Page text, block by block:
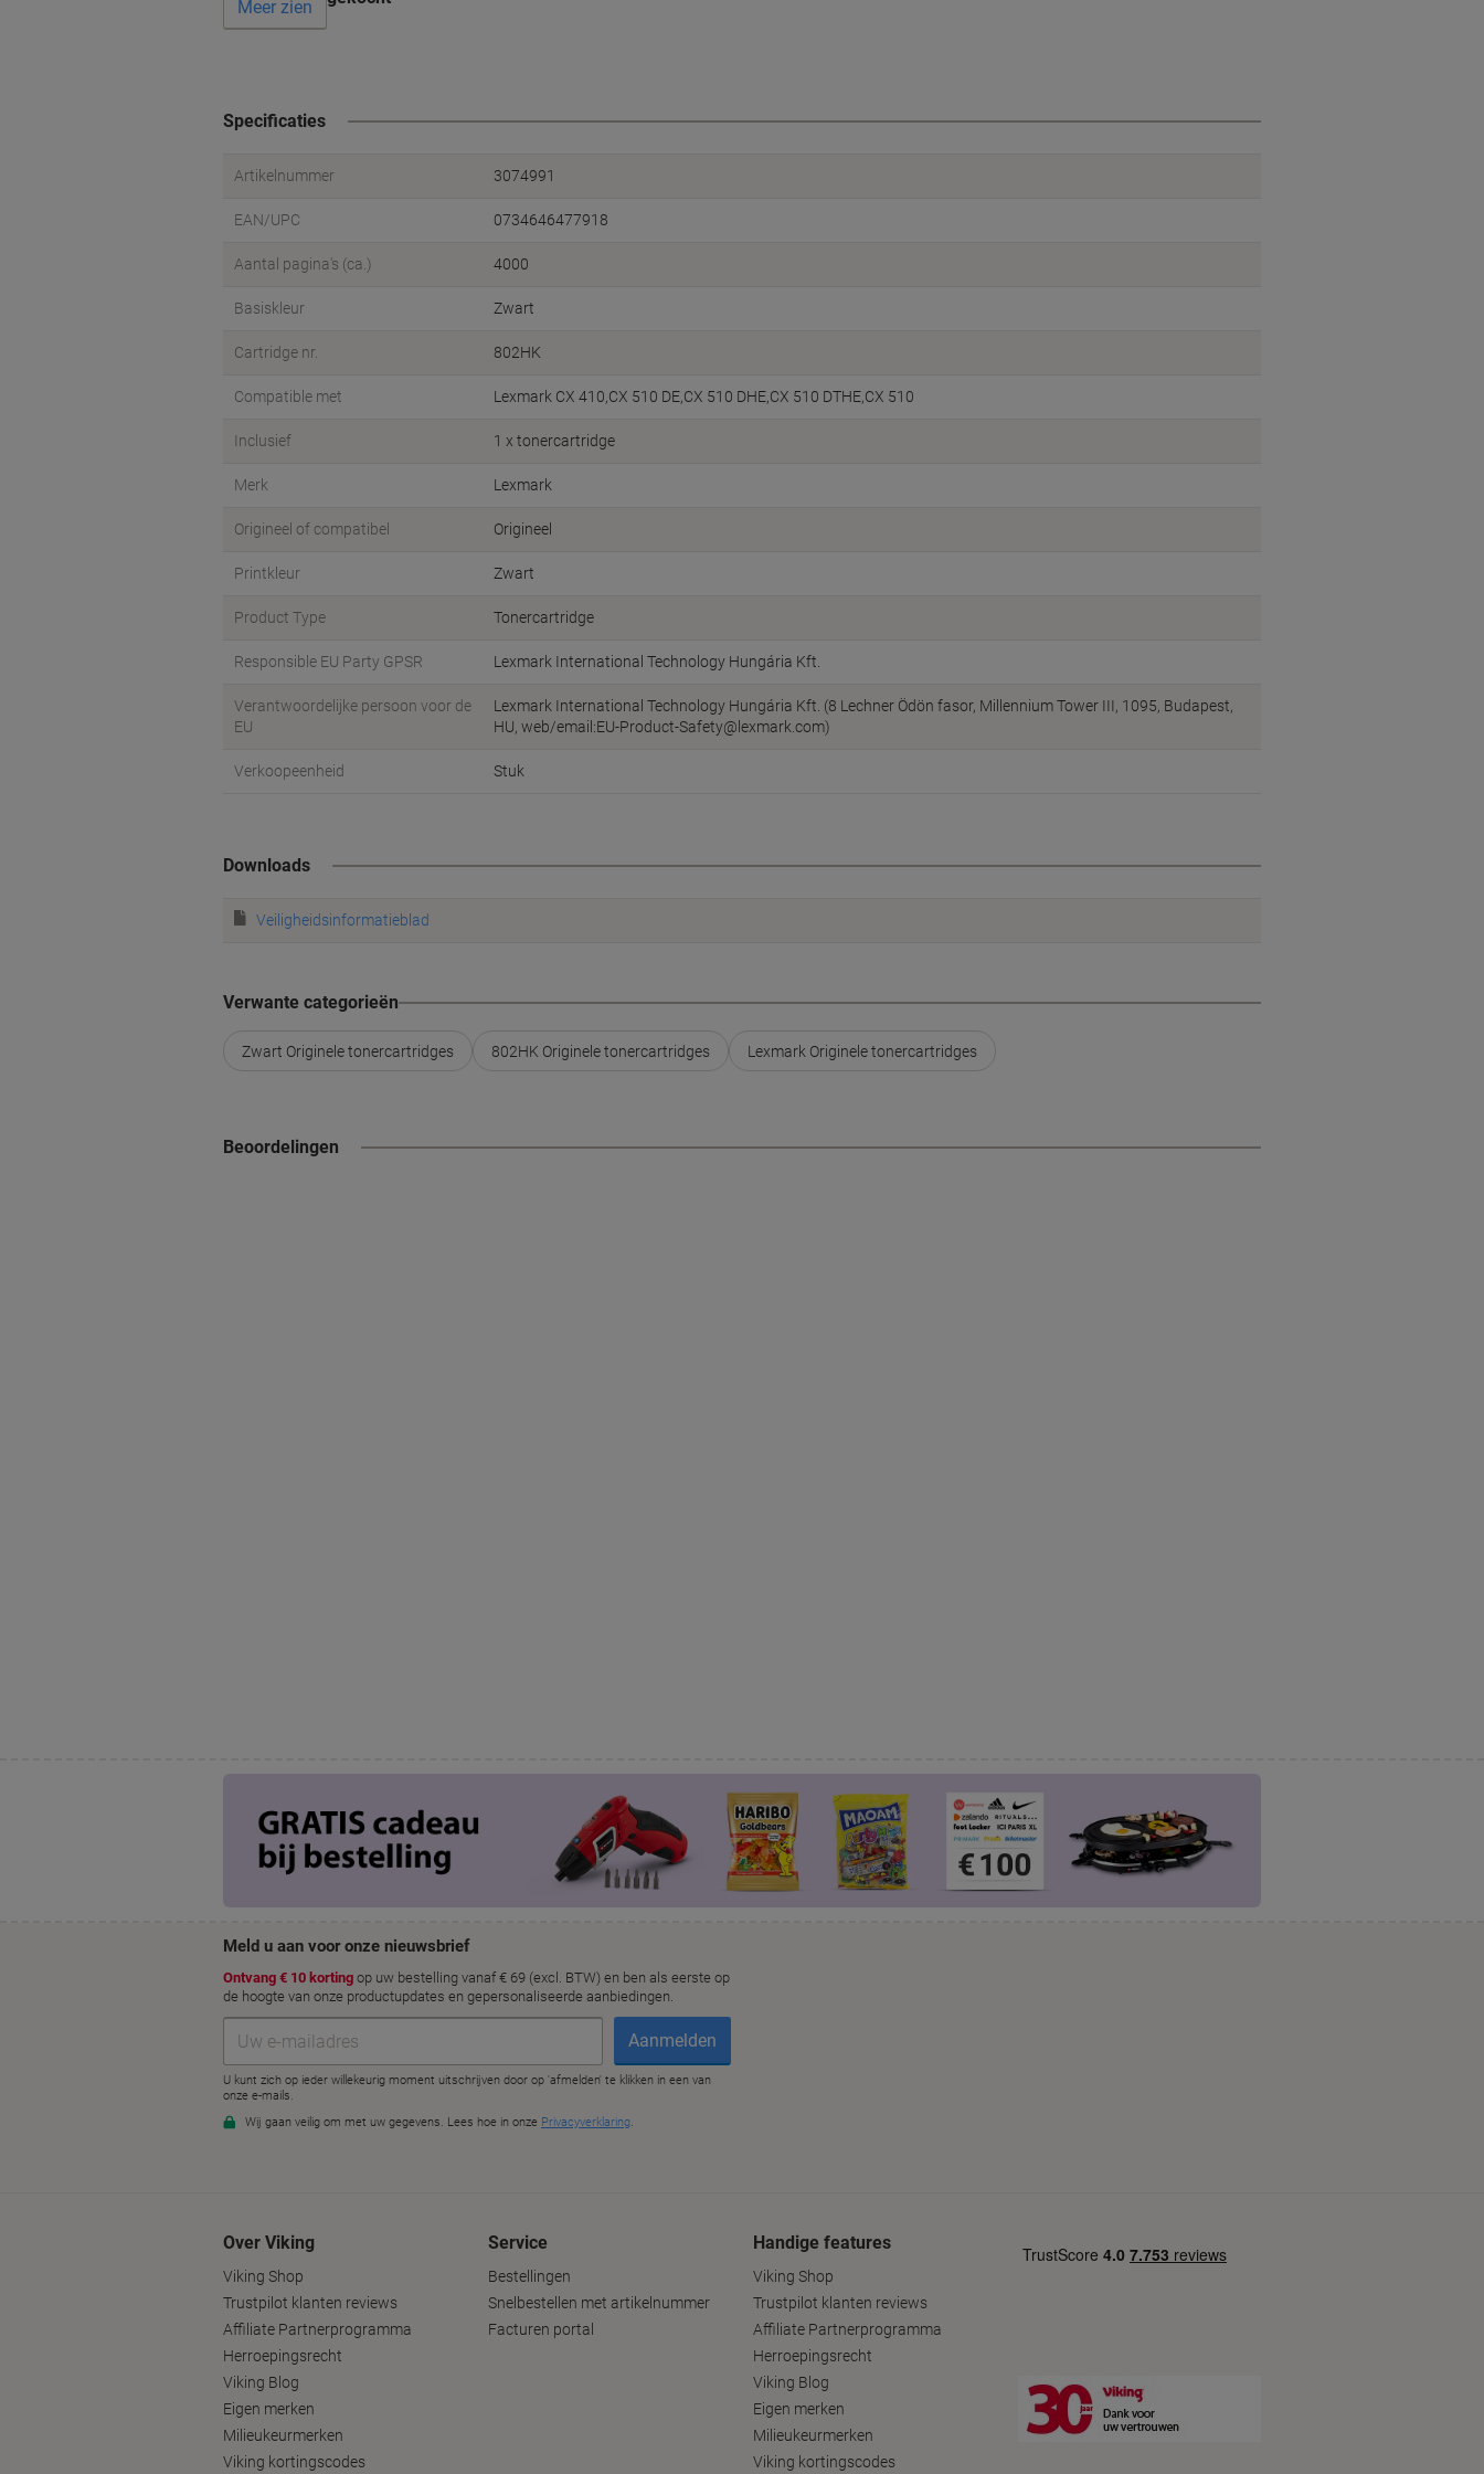
Meer zien
Specificaties
Artikelnummer 3074991
EAN/UPC 0734646477918
Aantal pagina's (ca.) 4000
Basiskleur Zwart
Cartridge nr. 802HK
Compatible met Lexmark CX 410,CX 510 DE,CX 510 DHE,CX 510 DTHE,CX 510
Inclusief 1 x tonercartridge
Merk Lexmark
Origineel of compatibel Origineel
Printkleur Zwart
Product Type Tonercartridge
Responsible EU Party GPSR Lexmark International Technology Hungária Kft.
Verantwoordelijke persoon voor de
EU
Lexmark International Technology Hungária Kft. (8 Lechner Ödön fasor, Millennium Tower III, 1095, Budapest,
HU, web/email:EU-Product-Safety@lexmark.com)
Verkoopeenheid Stuk
Downloads
Veiligheidsinformatieblad
Verwante categorieën
Zwart Originele tonercartridges 802HK Originele tonercartridges Lexmark Originele tonercartridges
Beoordelingen
Over Viking
Viking Shop
Trustpilot klanten reviews
Affiliate Partnerprogramma
Herroepingsrecht
Viking Blog
Eigen merken
Milieukeurmerken
Viking kortingscodes
Service
Bestellingen
Snelbestellen met artikelnummer
Facturen portal
Handige features
Viking Shop
Trustpilot klanten reviews
Affiliate Partnerprogramma
Herroepingsrecht
Viking Blog
Eigen merken
Milieukeurmerken
Viking kortingscodes